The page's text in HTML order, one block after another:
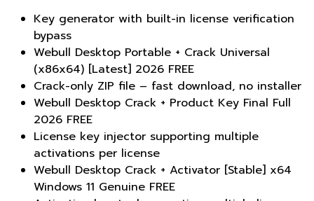
Key generator with built-in license verification
bypass
Webull Desktop Portable + Crack Universal
(x86x64) [Latest] 2026 FREE
Crack-only ZIP file – fast download, no installer
Webull Desktop Crack + Product Key Final Full
2026 FREE
License key injector supporting multiple
activations per license
Webull Desktop Crack + Activator [Stable] x64
Windows 11 Genuine FREE